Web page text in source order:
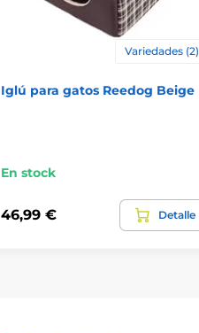
Variedades (2)
Iglú para gatos Reedog Beige
En stock
46,99 € Detalle